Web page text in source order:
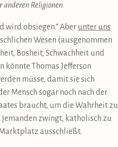
Religionen.
wird obsiegen.“ Aber unter uns
Wesen (ausgenommen
Bosheit, Schwachheit und
könnte Thomas Jefferson
müsse, damit sie sich
Mensch sogar noch nach der
braucht, um die Wahrheit zu
zwingt, katholisch zu
ausschließt.